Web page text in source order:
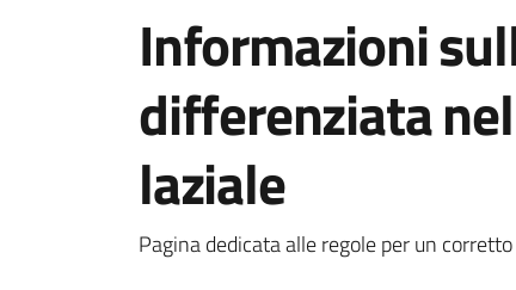
Informazioni
differenziata
laziale
Dettagli della
Pagina dedicata alle regole per un